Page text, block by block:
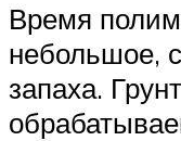
Время
небольшое,
запаха.